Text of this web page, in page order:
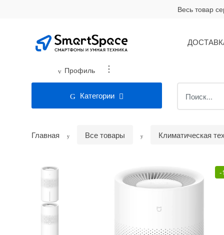
Весь товар
Профиль ...
Категории
Search
for:
Главная Все товары Климатическая
-